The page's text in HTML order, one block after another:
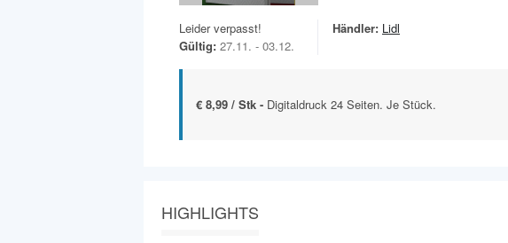
Leider verpasst!
Gültig: 27.11. - 03.12.
Händler: Lidl
€ 8,99 / Stk - Digitaldruck 24 Seiten. Je Stück.
HIGHLIGHTS